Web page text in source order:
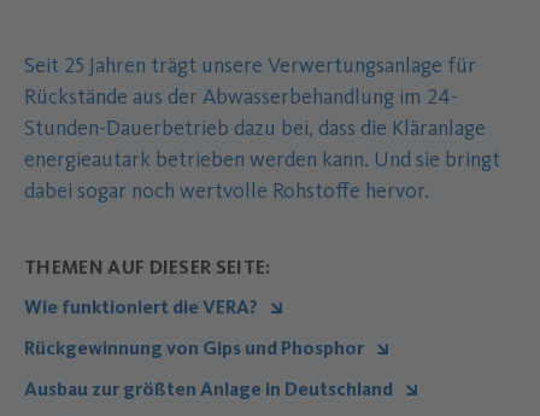
Seit 25 Jahren trägt unsere Verwertungsanlage für
Rückstände aus der Abwasserbehandlung im 24-
Stunden-Dauerbetrieb dazu bei, dass die Kläranlage
energieautark betrieben werden kann. Und sie bringt
dabei sogar noch wertvolle Rohstoffe hervor.
THEMEN AUF DIESER SEITE:
Wie funktioniert die VERA?
Rückgewinnung von Gips und Phosphor
Ausbau zur größten Anlage in Deutschland